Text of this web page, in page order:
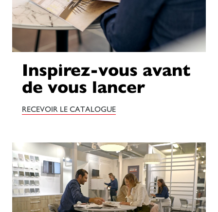
Inspirez-vous avant
de vous lancer
RECEVOIR LE CATALOGUE